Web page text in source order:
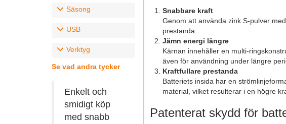
Säsong
USB
Verktyg
Se vad andra tycker
Enkelt och
smidigt köp
med snabb
Snabbare kraft
Genom att använda zink S-pulver
prestanda.
Jämn energi längre
Kärnan innehåller en multi-
även för användning under längre
Kraftfullare prestanda
Batteriets insida har en
material, vilket resulterar i en högre
Patenterat skydd för